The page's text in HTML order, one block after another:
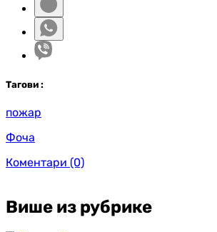
Тагови :
пожар
Фоча
Коментари (0)
Више из рубрике